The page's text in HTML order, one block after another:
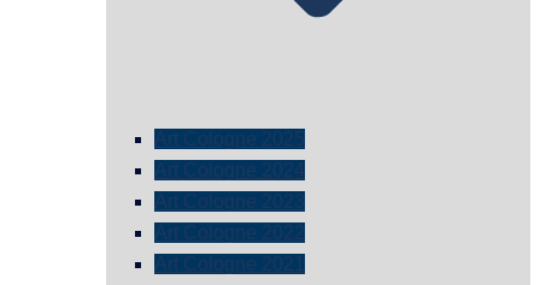
Art Cologne 2025
Art Cologne 2024
Art Cologne 2023
Art Cologne 2022
Art Cologne 2021